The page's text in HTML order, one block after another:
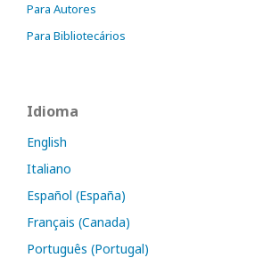
Para Autores
Para Bibliotecários
Idioma
English
Italiano
Español (España)
Français (Canada)
Português (Portugal)